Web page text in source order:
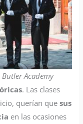
Academy
. Las clases
querían quesus
en las ocasiones